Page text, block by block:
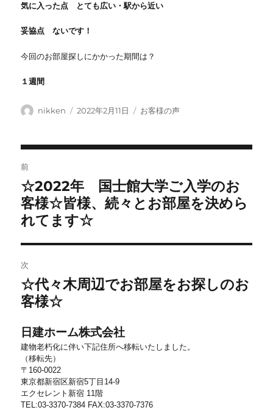
気に入った点 とても広い・駅から近い
妥協点 ないです！
今回のお部屋探しにかかった期間は？
１週間
投
nikken
投
2022年2月11日
カ
リ
お客様の声
稿
ナ
ビ
ゲ
ー
シ
ョ
ン
前
前
の
投
稿:
☆2022年 国士館大学ご入学のお
客様☆皆様、続々とお部屋を決めら
れてます☆
次
次
の
投
☆代々木周辺でお部屋をお探しのお
客様☆
日建ホーム株式会社
建物老朽化に伴い下記住所へ移転いたしました。
（移転先）
〒160-0022
東京都新宿区新宿5丁目14-9
エクセレント新宿 11階
TEL:03-3370-7384 FAX:03-3370-7376